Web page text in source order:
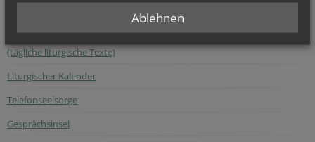
(tägliche liturgische Texte)
Liturgischer Kalender
Telefonseelsorge
Gesprächsinsel
Ablehnen